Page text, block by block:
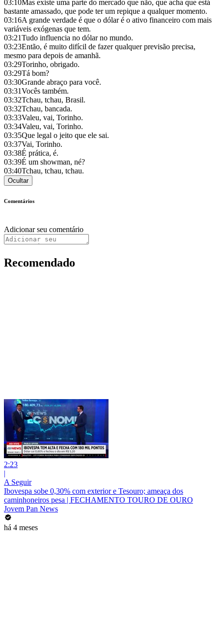
03:10Mas existe uma parte do mercado que não, que acha que está
bastante amassado, que pode ter um repique a qualquer momento.
03:16A grande verdade é que o dólar é o ativo financeiro com mais
variáveis exógenas que tem.
03:21Tudo influencia no dólar no mundo.
03:23Então, é muito difícil de fazer qualquer previsão precisa,
mesmo para depois de amanhã.
03:29Torinho, obrigado.
03:29Tá bom?
03:30Grande abraço para você.
03:31Vocês também.
03:32Tchau, tchau, Brasil.
03:32Tchau, bancada.
03:33Valeu, vai, Torinho.
03:34Valeu, vai, Torinho.
03:35Que legal o jeito que ele sai.
03:37Vai, Torinho.
03:38É prática, é.
03:39É um showman, né?
03:40Tchau, tchau, tchau.
Ocultar
Comentários
Adicionar seu comentário
Recomendado
2:23
|
A Seguir
Ibovespa sobe 0,30% com exterior e Tesouro; ameaça dos
caminhoneiros pesa | FECHAMENTO TOURO DE OURO
Jovem Pan News
há 4 meses